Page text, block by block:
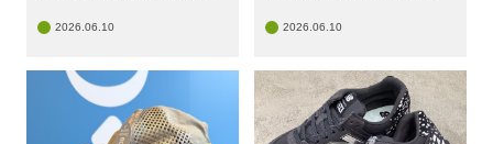
2026.06.10 2026.06.10